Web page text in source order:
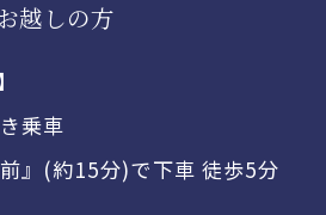
越しの方
乗車
』(約15分)で下車 徒歩5分